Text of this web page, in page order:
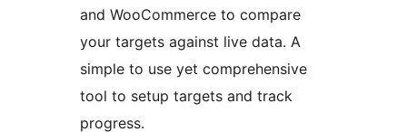
and WooCommerce to compare
your targets against live data. A
simple to use yet comprehensive
tool to setup targets and track
progress.